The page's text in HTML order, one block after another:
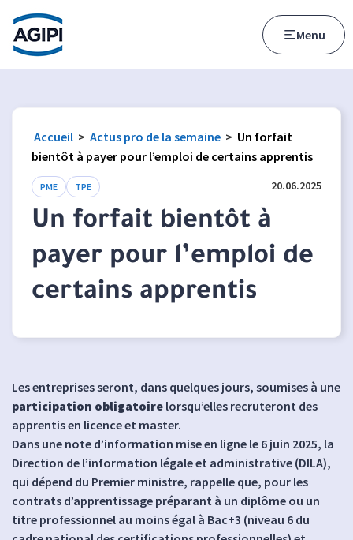
Accès au menu
Accès au contenu principal
Menu
Accueil > Actus pro de la semaine > Un forfait
bientôt à payer pour l’emploi de certains apprentis
PME TPE 20.06.2025
Un forfait bientôt à
payer pour l’emploi de
certains apprentis
Les entreprises seront, dans quelques jours, soumises à une
participation obligatoire lorsqu’elles recruteront des
apprentis en licence et master.
Dans une note d’information mise en ligne le 6 juin 2025, la
Direction de l’information légale et administrative (DILA),
qui dépend du Premier ministre, rappelle que, pour les
contrats d’apprentissage préparant à un diplôme ou un
titre professionnel au moins égal à Bac+3 (niveau 6 du